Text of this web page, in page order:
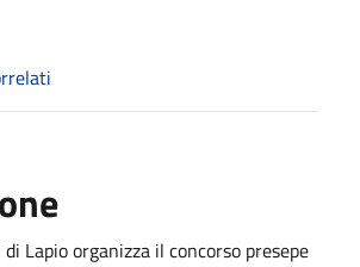
Lapio organizza il concorso presepe